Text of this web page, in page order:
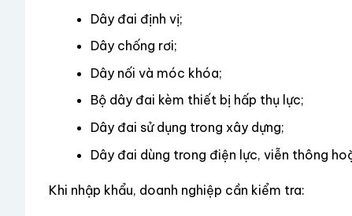
Dây đai định vị;
Dây chống rơi;
Dây nối và móc khóa;
Bộ dây đai kèm thiết bị hấp thụ lực;
Dây đai sử dụng trong xây dựng;
Dây đai dùng trong điện lực, viễn thông
Khi nhập khẩu, doanh nghiệp cần kiểm tra: